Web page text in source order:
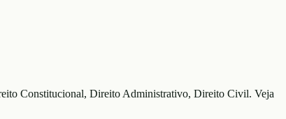
Constitucional, Direito Administrativo, Direito Civil. Veja